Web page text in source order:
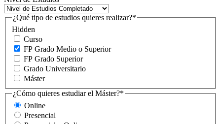
Hidden
¿Qué tipo de estudios quieres realizar?*
Curso
FP Grado Medio o Superior
FP Grado Superior
Grado Universitario
Máster
¿Cómo quieres estudiar el Máster?*
Online
Presencial